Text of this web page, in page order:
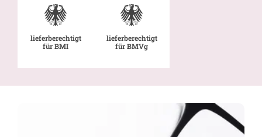
lieferberechtigt
für BMI
lieferberechtigt
für BMVg